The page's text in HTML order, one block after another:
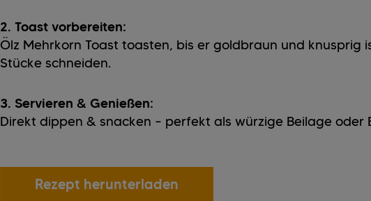
2. Toast vorbereiten:
Ölz Mehrkorn Toast toasten, bis er goldbraun und knusprig
Stücke schneiden.
3. Servieren & Genießen:
Direkt dippen & snacken – perfekt als würzige Beilage oder
Rezept herunterladen